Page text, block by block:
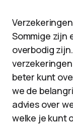
Sommige zijn
overbodig
beter kunt
we de
advies over
welke je kunt